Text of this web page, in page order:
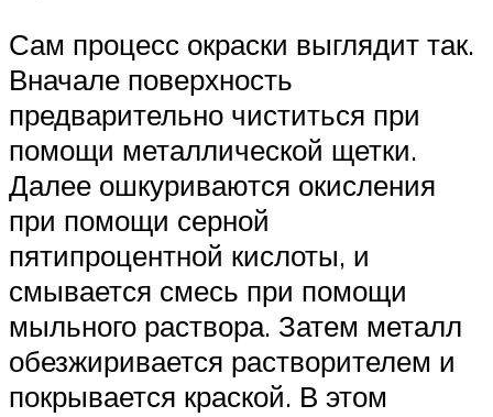
Сам процесс окраски выглядит так.
Вначале поверхность
предварительно чиститься при
помощи металлической щетки.
Далее ошкуриваются окисления
при помощи серной
пятипроцентной кислоты, и
смывается смесь при помощи
мыльного раствора. Затем металл
обезжиривается растворителем и
покрывается краской. В этом